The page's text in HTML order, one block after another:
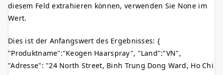
diesem Feld extrahieren können, verwenden Sie None im
Wert.
Dies ist der Anfangswert des Ergebnisses: {
"Produktname":"Keogen Haarspray", "Land":"VN",
"Adresse": "24 North Street, Binh Trung Dong Ward, Ho Chi